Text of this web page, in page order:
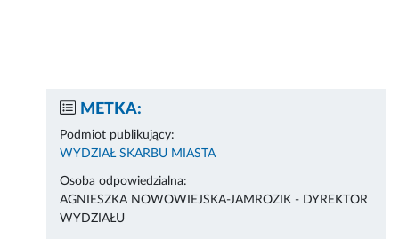
METKA:
Podmiot publikujący:
WYDZIAŁ SKARBU MIASTA
Osoba odpowiedzialna:
AGNIESZKA NOWOWIEJSKA-JAMROZIK - DYREKTOR
WYDZIAŁU